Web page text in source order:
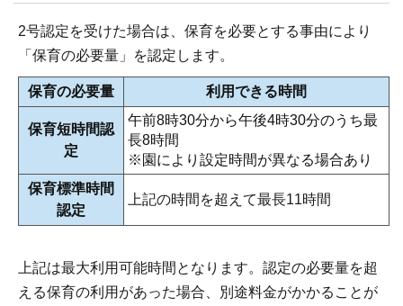
2号認定を受けた場合は、保育を必要とする事由により
「保育の必要量」を認定します。
保育の必要量 利用できる時間
保育短時間認
定
午前8時30分から午後4時30分のうち最
長8時間
※園により設定時間が異なる場合あり
保育標準時間
認定
上記の時間を超えて最長11時間
上記は最大利用可能時間となります。認定の必要量を超
える保育の利用があった場合、別途料金がかかることが